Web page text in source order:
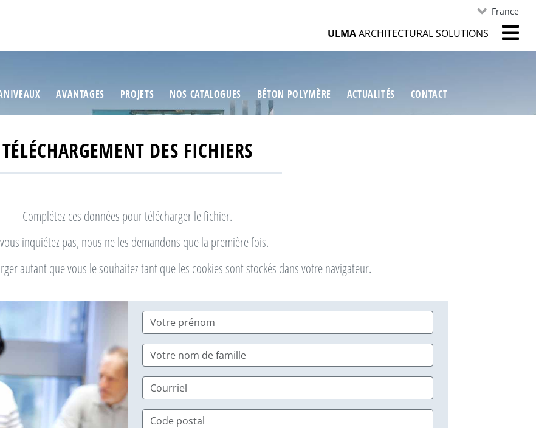
France
ULMAARCHITECTURAL SOLUTIONS
AVANTAGES PROJETS NOS CATALOGUES BÉTON POLYMÈRE ACTUALITÉS CONTACT
TÉLÉCHARGEMENT DES FICHIERS
Complétez ces données pour télécharger le fichier.
inquiétez pas, nous ne les demandons que la première fois.
autant que vous le souhaitez tant que les cookies sont stockés dans votre navigateur.